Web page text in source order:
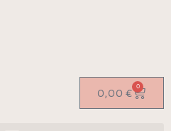
0,00 € 0